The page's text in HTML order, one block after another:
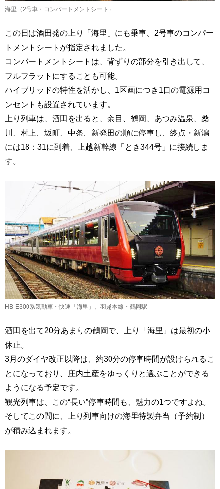
海里（2号車・コンパートメントシート）
この日は酒田発の上り「海里」にも乗車、2号車のコンパー
トメントシートが指定されました。
コンパートメントシートは、背ずりの部分を引き出して、
フルフラットにすることも可能。
ハイブリッドの特性を活かし、1区画につき1口の電源用コ
ンセントも設置されています。
上り列車は、酒田を出ると、余目、鶴岡、あつみ温泉、桑
川、村上、坂町、中条、新発田の順に停車し、終点・新潟
には18：31に到着、上越新幹線「とき344号」に接続しま
す。
HB-E300系気動車・快速「海里」、羽越本線・鶴岡駅
酒田を出て20分あまりの鶴岡で、上り「海里」は最初の小
休止。
3月のダイヤ改正以降は、約30分の停車時間が設けられるこ
とになっており、庄内土産をゆっくりと選ぶことができる
ようになる予定です。
観光列車は、この“長い”停車時間も、魅力の1つですよね。
そしてこの間に、上り列車向けの海里特製弁当（予約制）
が積み込まれます。